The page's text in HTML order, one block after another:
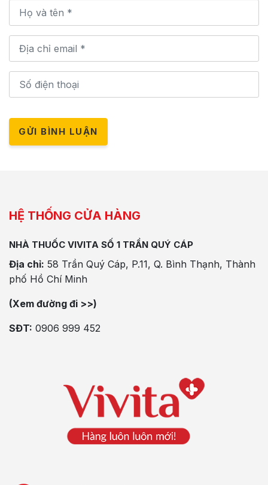
GỬI BÌNH LUẬN
HỆ THỐNG CỬA HÀNG
NHÀ THUỐC VIVITA SỐ 1 TRẦN QUÝ CÁP
Địa chỉ: 58 Trần Quý Cáp, P.11, Q. Bình Thạnh, Thành
phố Hồ Chí Minh
(Xem đường đi >>)
SĐT: 0906 999 452